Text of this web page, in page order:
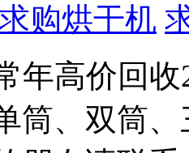
购烘干机
高价回收
筒、双筒